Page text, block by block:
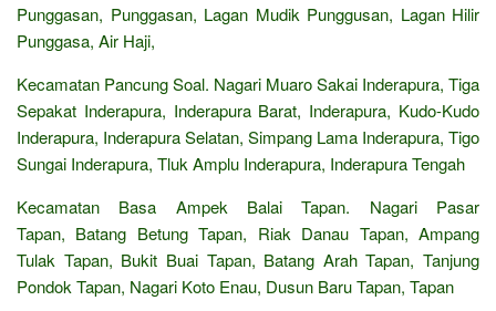
Punggasan, Punggasan, Lagan Mudik Punggusan, Lagan Hilir
Punggasa, Air Haji,
Kecamatan Pancung Soal. Nagari Muaro Sakai Inderapura, Tiga
Sepakat Inderapura, Inderapura Barat, Inderapura, Kudo-Kudo
Inderapura, Inderapura Selatan, Simpang Lama Inderapura, Tigo
Sungai Inderapura, Tluk Amplu Inderapura, Inderapura Tengah
Kecamatan Basa Ampek Balai Tapan. Nagari Pasar
Tapan, Batang Betung Tapan, Riak Danau Tapan, Ampang
Tulak Tapan, Bukit Buai Tapan, Batang Arah Tapan, Tanjung
Pondok Tapan, Nagari Koto Enau, Dusun Baru Tapan, Tapan